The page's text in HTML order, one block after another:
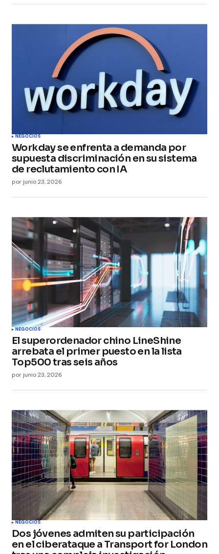
NEGOCIOS
Workday se enfrenta a demanda por
supuesta discriminación en su sistema
de reclutamiento con IA
por junio 23, 2026
NEGOCIOS
El superordenador chino LineShine
arrebata el primer puesto en la lista
Top500 tras seis años
por junio 23, 2026
NEGOCIOS
Dos jóvenes admiten su participación
en el ciberataque a Transport for London